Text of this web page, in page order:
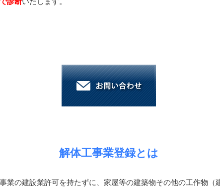
解体工事業登録とは
業の建設業許可を持たずに、家屋等の建築物その他の工作物（